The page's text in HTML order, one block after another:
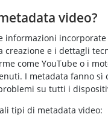
video?
informazioni
creazione e i dettagli
come YouTube o i
I metadata fanno
su tutti i
tipi di metadata video: